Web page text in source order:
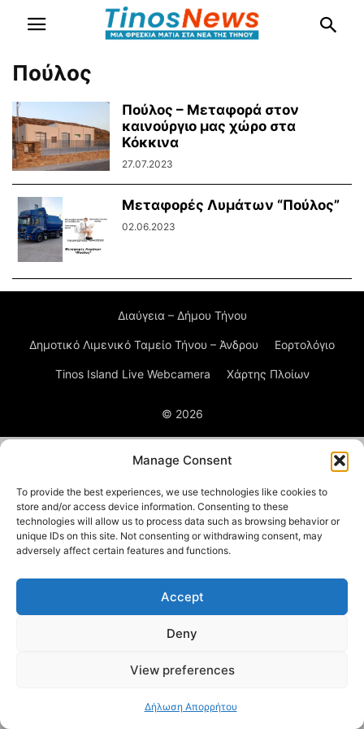
Manage Consent
To provide the best experiences, we use technologies like cookies to
store and/or access device information. Consenting to these
technologies will allow us to process data such as browsing behavior or
unique IDs on this site. Not consenting or withdrawing consent, may
adversely affect certain features and functions.
Accept
Deny
View preferences
Δήλωση Απορρήτου
Πούλος
Πούλος – Μεταφορά στον
καινούργιο μας χώρο στα
Κόκκινα
27.07.2023
Μεταφορές Λυμάτων “Πούλος”
02.06.2023
Διαύγεια – Δήμου Τήνου
Δημοτικό Λιμενικό Ταμείο Τήνου – Άνδρου Εορτολόγιο
Tinos Island Live Webcamera Χάρτης Πλοίων
© 2026